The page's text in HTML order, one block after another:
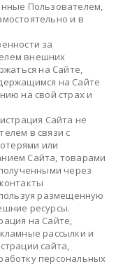
Пользователем,
и в
за
внешних
на Сайте,
на Сайте
на свой страх и
Сайта не
в связи с
или
Сайта, товарами
через
размещенную
ресурсы.
на Сайте,
рассылки и
сайта,
персональных